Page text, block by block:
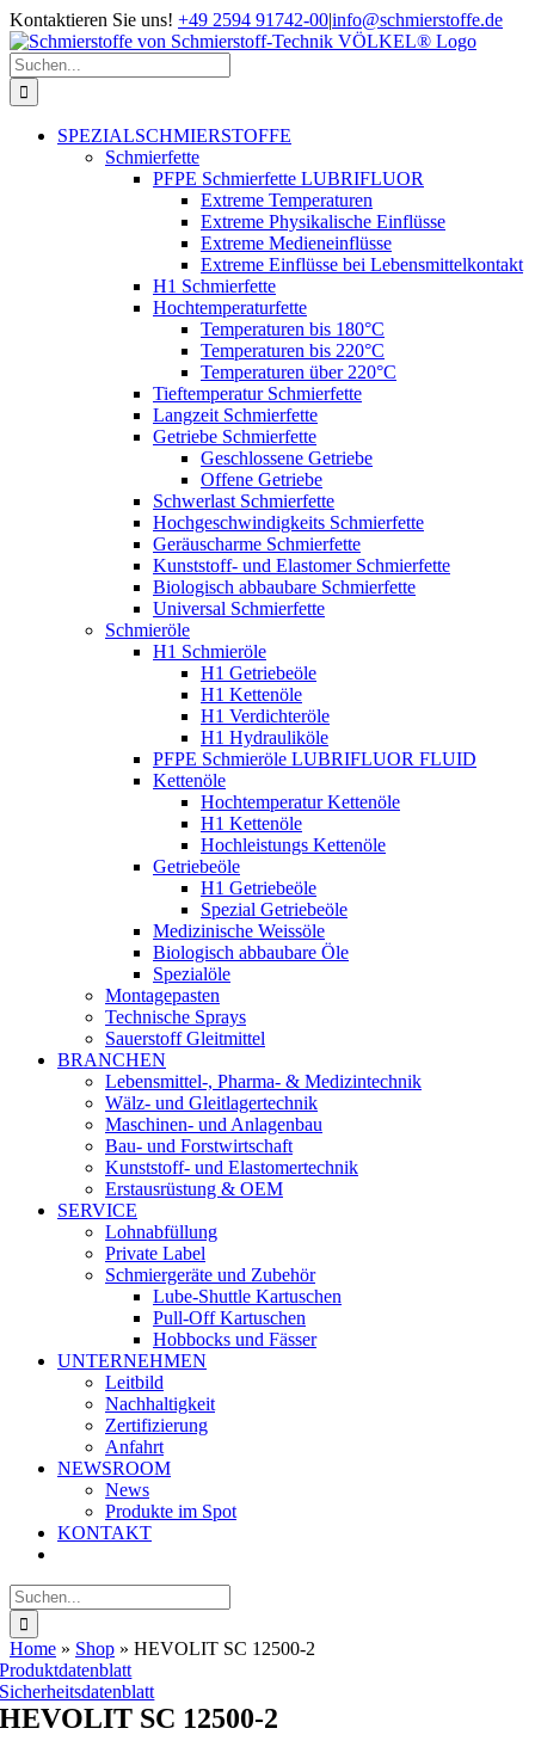
Zum
Inhalt
springen
Kontaktieren Sie uns! +49 2594 91742-00|info@schmierstoffe.de
Suche
nach:
SPEZIALSCHMIERSTOFFE
Schmierfette
PFPE Schmierfette LUBRIFLUOR
Extreme Temperaturen
Extreme Physikalische Einflüsse
Extreme Medieneinflüsse
Extreme Einflüsse bei Lebensmittelkontakt
H1 Schmierfette
Hochtemperaturfette
Temperaturen bis 180°C
Temperaturen bis 220°C
Temperaturen über 220°C
Tieftemperatur Schmierfette
Langzeit Schmierfette
Getriebe Schmierfette
Geschlossene Getriebe
Offene Getriebe
Schwerlast Schmierfette
Hochgeschwindigkeits Schmierfette
Geräuscharme Schmierfette
Kunststoff- und Elastomer Schmierfette
Biologisch abbaubare Schmierfette
Universal Schmierfette
Schmieröle
H1 Schmieröle
H1 Getriebeöle
H1 Kettenöle
H1 Verdichteröle
H1 Hydrauliköle
PFPE Schmieröle LUBRIFLUOR FLUID
Kettenöle
Hochtemperatur Kettenöle
H1 Kettenöle
Hochleistungs Kettenöle
Getriebeöle
H1 Getriebeöle
Spezial Getriebeöle
Medizinische Weissöle
Biologisch abbaubare Öle
Spezialöle
Montagepasten
Technische Sprays
Sauerstoff Gleitmittel
BRANCHEN
Lebensmittel-, Pharma- & Medizintechnik
Wälz- und Gleitlagertechnik
Maschinen- und Anlagenbau
Bau- und Forstwirtschaft
Kunststoff- und Elastomertechnik
Erstausrüstung & OEM
SERVICE
Lohnabfüllung
Private Label
Schmiergeräte und Zubehör
Lube-Shuttle Kartuschen
Pull-Off Kartuschen
Hobbocks und Fässer
UNTERNEHMEN
Leitbild
Nachhaltigkeit
Zertifizierung
Anfahrt
NEWSROOM
News
Produkte im Spot
KONTAKT
Suche
nach:
Home » Shop » HEVOLIT SC 12500-2
Produktdatenblatt
Sicherheitsdatenblatt
HEVOLIT SC 12500-2